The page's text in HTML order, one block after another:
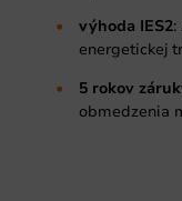
výhoda IES2:
energetickej
5 rokov
obmedzenia